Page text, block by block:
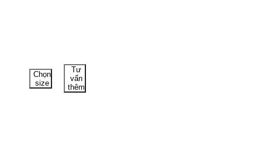
Chọn
size
Tư
vấn
thêm